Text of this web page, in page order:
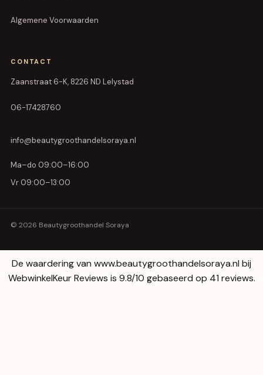
Algemene Voorwaarden
CONTACT
Zaanstraat 6-K, 8226 ND Lelystad
06-17428760
info@beautygroothandelsoraya.nl
Ma–do 09:00–16:00
Vr 09:00–13:00
© 2026 Beautygroothandel Soraya
De waardering van www.beautygroothandelsoraya.nl bij
WebwinkelKeur Reviews is 9.8/10 gebaseerd op 41 reviews.